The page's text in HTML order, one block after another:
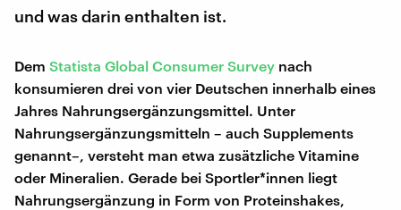
und was darin enthalten ist.
Dem Statista Global Consumer Survey nach
konsumieren drei von vier Deutschen innerhalb eines
Jahres Nahrungsergänzungsmittel. Unter
Nahrungsergänzungsmitteln – auch Supplements
genannt–, versteht man etwa zusätzliche Vitamine
oder Mineralien. Gerade bei Sportler*innen liegt
Nahrungsergänzung in Form von Proteinshakes,